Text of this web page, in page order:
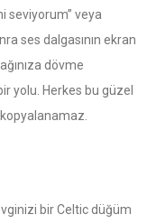
seviyorum” veya
ses dalgasının ekran
dövme
yolu. Herkes bu güzel
bir Celtic düğüm